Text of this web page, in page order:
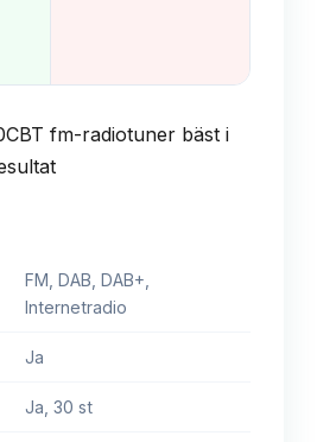
FM, DAB, DAB+,
Internetradio
Ja
Ja, 30 st